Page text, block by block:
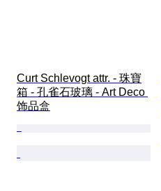
Curt Schlevogt attr. - 珠寶
箱 - 孔雀石玻璃 - Art Deco
饰品盒